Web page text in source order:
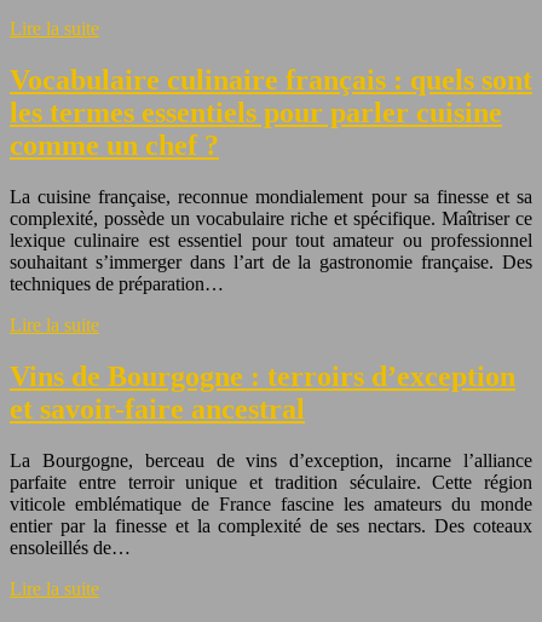
Lire la suite
Vocabulaire culinaire français : quels sont
les termes essentiels pour parler cuisine
comme un chef ?
La cuisine française, reconnue mondialement pour sa finesse et sa
complexité, possède un vocabulaire riche et spécifique. Maîtriser ce
lexique culinaire est essentiel pour tout amateur ou professionnel
souhaitant s’immerger dans l’art de la gastronomie française. Des
techniques de préparation…
Lire la suite
Vins de Bourgogne : terroirs d’exception
et savoir-faire ancestral
La Bourgogne, berceau de vins d’exception, incarne l’alliance
parfaite entre terroir unique et tradition séculaire. Cette région
viticole emblématique de France fascine les amateurs du monde
entier par la finesse et la complexité de ses nectars. Des coteaux
ensoleillés de…
Lire la suite